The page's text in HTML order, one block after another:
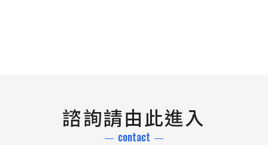
諮詢請由此進入
contact